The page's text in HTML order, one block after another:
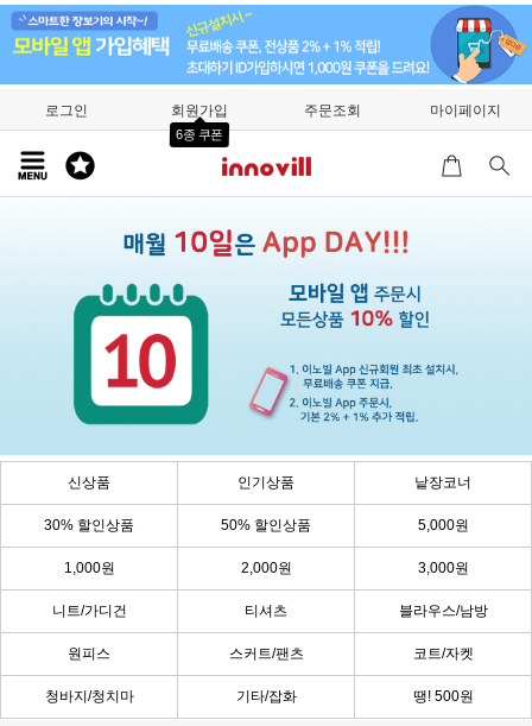
로그인 회원가입
6종 쿠폰
주문조회 마이페이지
신상품 인기상품 낱장코너
30% 할인상품 50% 할인상품 5,000원
1,000원 2,000원 3,000원
니트/가디건 티셔츠 블라우스/남방
원피스 스커트/팬츠 코트/자켓
청바지/청치마 기타/잡화 땡! 500원